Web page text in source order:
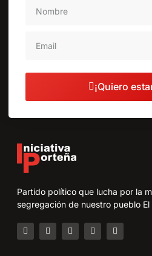
¡Quiero
Partido político que lucha por la
segregación de nuestro pueblo El